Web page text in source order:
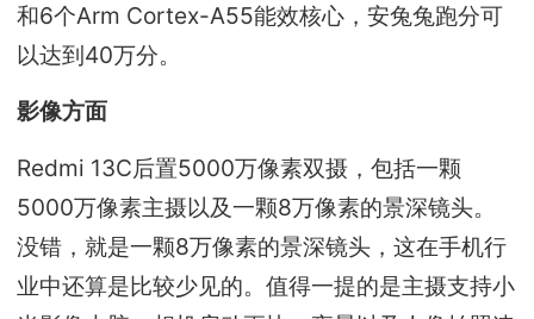
和6个Arm Cortex-A55能效核心，安兔兔跑分可
以达到40万分。
影像方面
Redmi 13C后置5000万像素双摄，包括一颗
5000万像素主摄以及一颗8万像素的景深镜头。
没错，就是一颗8万像素的景深镜头，这在手机行
业中还算是比较少见的。值得一提的是主摄支持小